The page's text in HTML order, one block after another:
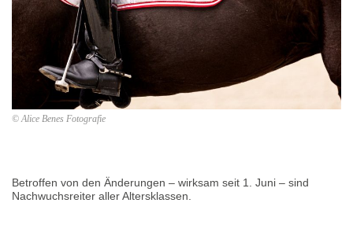
© Alice Benes Fotografie
Betroffen von den Änderungen – wirksam seit 1. Juni – sind
Nachwuchsreiter aller Altersklassen.